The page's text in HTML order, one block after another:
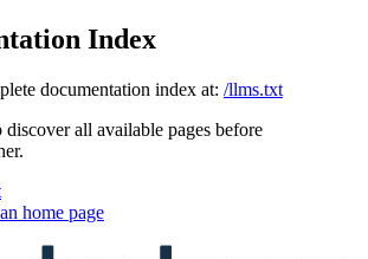
Index
documentation index at: /llms.txt
all available pages before
home page